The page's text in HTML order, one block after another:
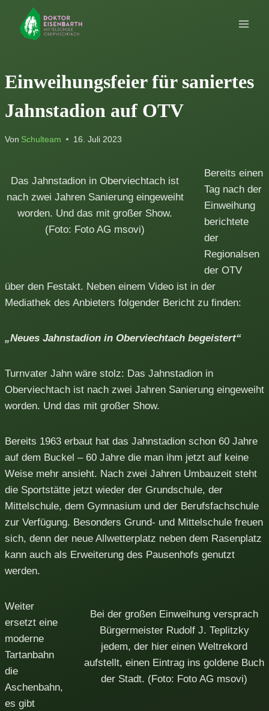
Inhalt
springen
Einweihungsfeier für saniertes
Jahnstadion auf OTV
Von Schulteam 16. Juli 2023
Das Jahnstadion in Oberviechtach ist
nach zwei Jahren Sanierung eingeweiht
worden. Und das mit großer Show.
(Foto: Foto AG msovi)
Bereits einen
Tag nach der
Einweihung
berichtete
der
Regionalsen
der OTV
über den Festakt. Neben einem Video ist in der
Mediathek des Anbieters folgender Bericht zu finden:
„Neues Jahnstadion in Oberviechtach begeistert“
Turnvater Jahn wäre stolz: Das Jahnstadion in
Oberviechtach ist nach zwei Jahren Sanierung eingeweiht
worden. Und das mit großer Show.
Bereits 1963 erbaut hat das Jahnstadion schon 60 Jahre
auf dem Buckel – 60 Jahre die man ihm jetzt auf keine
Weise mehr ansieht. Nach zwei Jahren Umbauzeit steht
die Sportstätte jetzt wieder der Grundschule, der
Mittelschule, dem Gymnasium und der Berufsfachschule
zur Verfügung. Besonders Grund- und Mittelschule freuen
sich, denn der neue Allwetterplatz neben dem Rasenplatz
kann auch als Erweiterung des Pausenhofs genutzt
werden.
Bei der großen Einweihung versprach
Bürgermeister Rudolf J. Teplitzky
jedem, der hier einen Weltrekord
aufstellt, einen Eintrag ins goldene Buch
der Stadt. (Foto: Foto AG msovi)
Weiter
ersetzt eine
moderne
Tartanbahn
die
Aschenbahn,
es gibt